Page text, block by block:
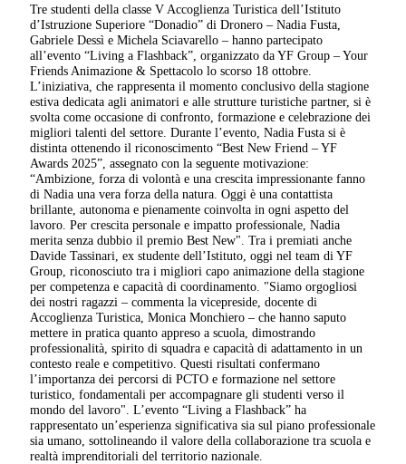
Tre studenti della classe V Accoglienza Turistica dell’Istituto
d’Istruzione Superiore “Donadio” di Dronero – Nadia Fusta,
Gabriele Dessì e Michela Sciavarello – hanno partecipato
all’evento “Living a Flashback”, organizzato da YF Group – Your
Friends Animazione & Spettacolo lo scorso 18 ottobre.
L’iniziativa, che rappresenta il momento conclusivo della stagione
estiva dedicata agli animatori e alle strutture turistiche partner, si è
svolta come occasione di confronto, formazione e celebrazione dei
migliori talenti del settore. Durante l’evento, Nadia Fusta si è
distinta ottenendo il riconoscimento “Best New Friend – YF
Awards 2025”, assegnato con la seguente motivazione:
“Ambizione, forza di volontà e una crescita impressionante fanno
di Nadia una vera forza della natura. Oggi è una contattista
brillante, autonoma e pienamente coinvolta in ogni aspetto del
lavoro. Per crescita personale e impatto professionale, Nadia
merita senza dubbio il premio Best New". Tra i premiati anche
Davide Tassinari, ex studente dell’Istituto, oggi nel team di YF
Group, riconosciuto tra i migliori capo animazione della stagione
per competenza e capacità di coordinamento. "Siamo orgogliosi
dei nostri ragazzi – commenta la vicepreside, docente di
Accoglienza Turistica, Monica Monchiero – che hanno saputo
mettere in pratica quanto appreso a scuola, dimostrando
professionalità, spirito di squadra e capacità di adattamento in un
contesto reale e competitivo. Questi risultati confermano
l’importanza dei percorsi di PCTO e formazione nel settore
turistico, fondamentali per accompagnare gli studenti verso il
mondo del lavoro". L’evento “Living a Flashback” ha
rappresentato un’esperienza significativa sia sul piano professionale
sia umano, sottolineando il valore della collaborazione tra scuola e
realtà imprenditoriali del territorio nazionale.